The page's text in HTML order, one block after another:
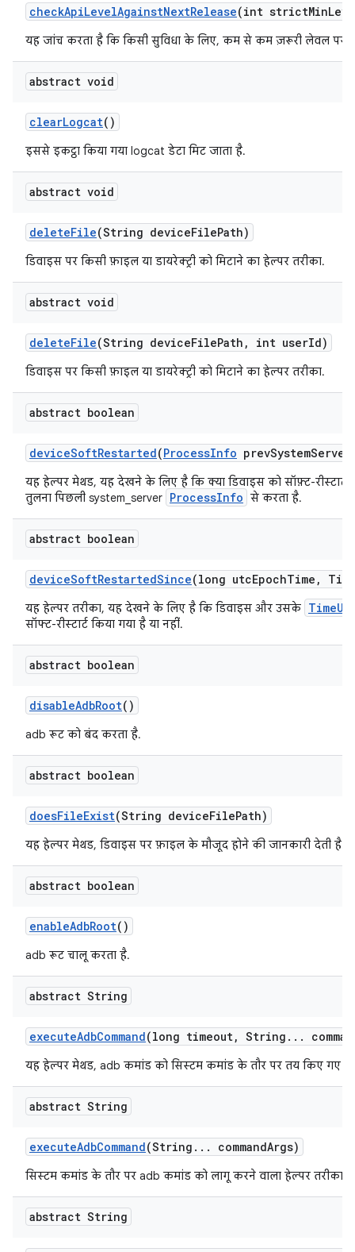
checkApiLevelAgainstNextRelease(int strictMin
यह जांच करता है कि किसी सुविधा के लिए, कम से कम ज़रूरी लेवल पर
abstract void
clearLogcat()
इससे इकट्ठा किया गया logcat डेटा मिट जाता है.
abstract void
deleteFile(String deviceFilePath)
डिवाइस पर किसी फ़ाइल या डायरेक्ट्री को मिटाने का हेल्पर तरीका.
abstract void
deleteFile(String deviceFilePath , int userId)
डिवाइस पर किसी फ़ाइल या डायरेक्ट्री को मिटाने का हेल्पर तरीका.
abstract boolean
deviceSoftRestarted(ProcessInfo prevSystemServer
यह हेल्पर मेथड, यह देखने के लिए है कि क्या डिवाइस को सॉफ़्ट-
तुलना पिछली system_server ProcessInfo से करता है.
abstract boolean
deviceSoftRestartedSince(long utcEpochTime ,
यह हेल्पर तरीका, यह देखने के लिए है कि डिवाइस और उसके
सॉफ्ट-रीस्टार्ट किया गया है या नहीं.
abstract boolean
disableAdbRoot()
adb रूट को बंद करता है.
abstract boolean
doesFileExist(String deviceFilePath)
यह हेल्पर मेथड, डिवाइस पर फ़ाइल के मौजूद होने की जानकारी देती है.
abstract boolean
enableAdbRoot()
adb रूट चालू करता है.
abstract String
executeAdbCommand(long timeout, String . . .
यह हेल्पर मेथड, adb कमांड को सिस्टम कमांड के तौर पर तय किए गए
abstract String
executeAdbCommand(String . . . commandArgs)
सिस्टम कमांड के तौर पर adb कमांड को लागू करने वाला हेल्पर तरीका.
abstract String